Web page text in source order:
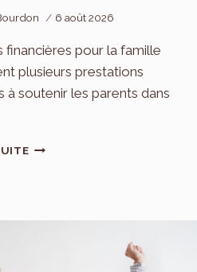
6 août 2026
financières pour la famille
plusieurs prestations
à soutenir les parents dans
REPÉRER